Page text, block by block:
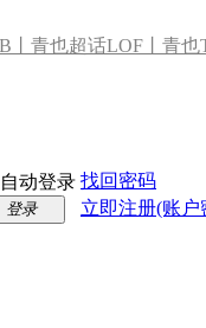
丨青也超话LOF丨青也
自动登录 找回密码
登录 立即注册(账